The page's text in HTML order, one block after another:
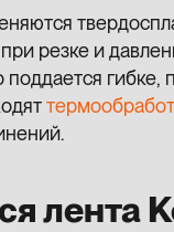
резке и
гибке,
лента